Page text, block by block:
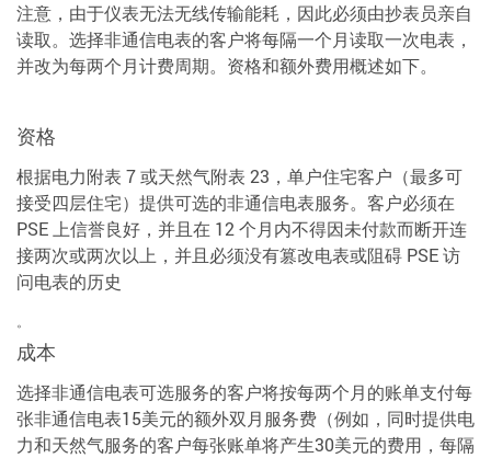
注意，由于仪表无法无线传输能耗，因此必须由抄表员亲自
读取。选择非通信电表的客户将每隔一个月读取一次电表，
并改为每两个月计费周期。资格和额外费用概述如下。
资格
根据电力附表 7 或天然气附表 23，单户住宅客户（最多可
接受四层住宅）提供可选的非通信电表服务。客户必须在
PSE 上信誉良好，并且在 12 个月内不得因未付款而断开连
接两次或两次以上，并且必须没有篡改电表或阻碍 PSE 访
问电表的历史
。
成本
选择非通信电表可选服务的客户将按每两个月的账单支付每
张非通信电表15美元的额外双月服务费（例如，同时提供电
力和天然气服务的客户每张账单将产生30美元的费用，每隔